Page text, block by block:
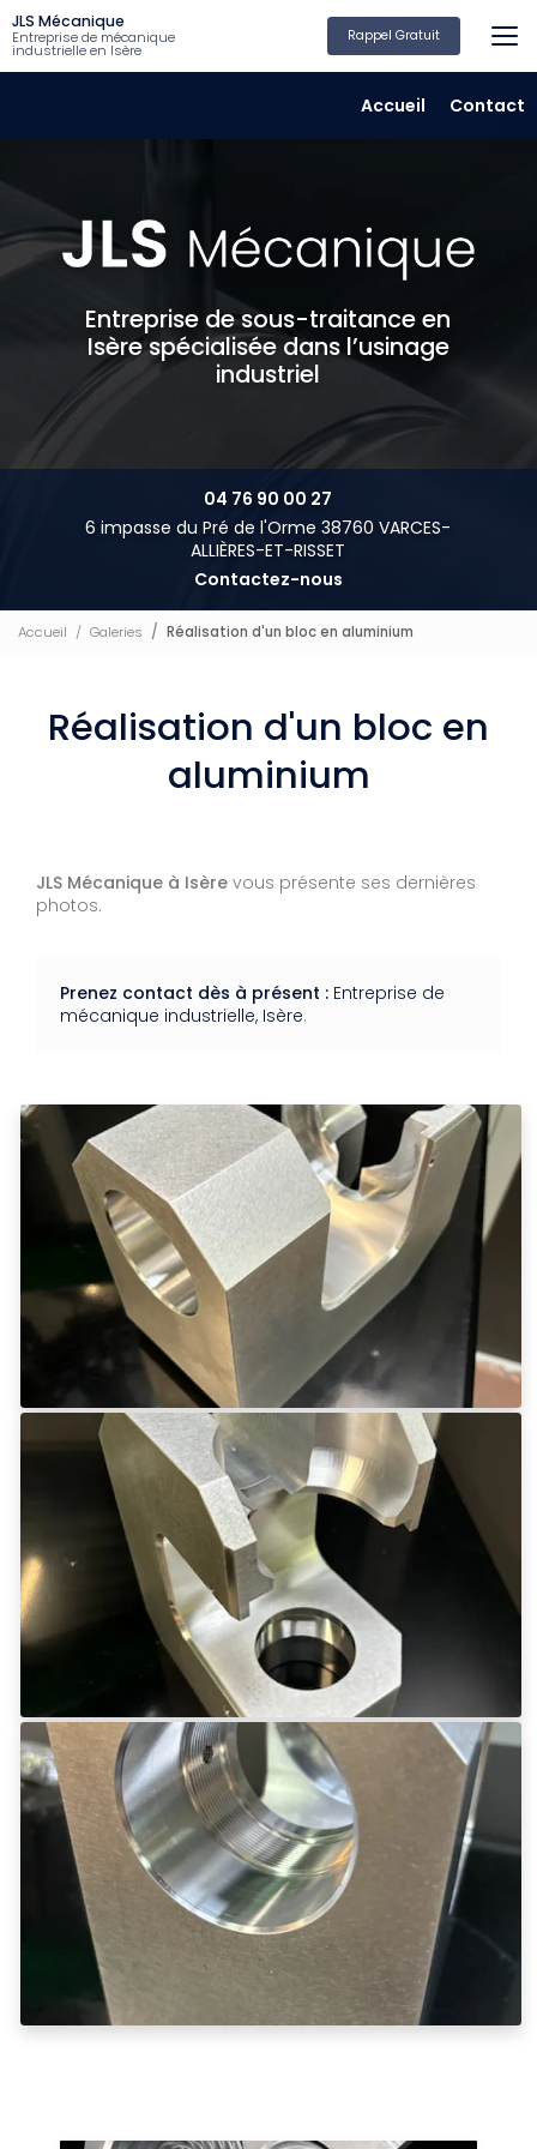
Aller
au
contenu
principal
Accueil
Contact
JLS Mécanique
Entreprise de mécanique
industrielle en Isère
Rappel Gratuit
Entreprise de sous-traitance en
Isère spécialisée dans l’usinage
industriel
04 76 90 00 27
6 impasse du Pré de l'Orme 38760 VARCES-
ALLIÈRES-ET-RISSET
Contactez-nous
Accueil Galeries Réalisation d'un bloc en aluminium
Réalisation d'un bloc en
aluminium
JLS Mécanique à Isère vous présente ses dernières
photos.
Prenez contact dès à présent : Entreprise de
mécanique industrielle, Isère.